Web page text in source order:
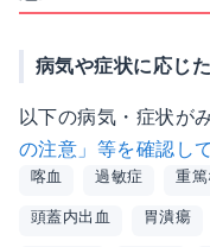
病気や症状に応じ
以下の病気・症状が
の注意」等を確認し
喀血 過敏症 重
頭蓋内出血 胃潰瘍